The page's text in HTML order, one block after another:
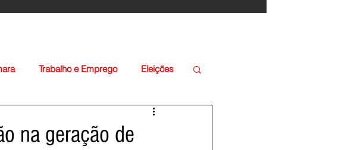
Trabalho e Emprego Eleições
na geração de